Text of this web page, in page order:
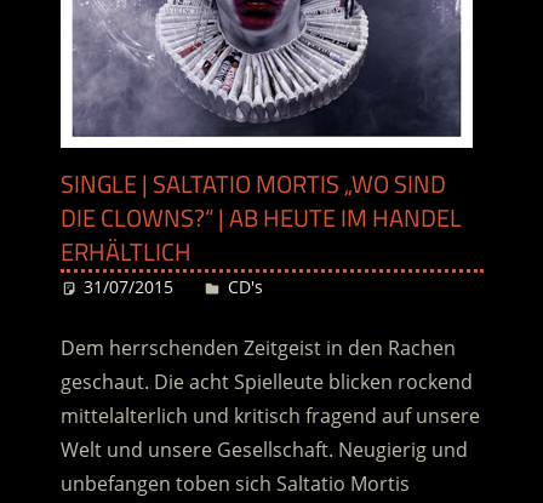
SINGLE | SALTATIO MORTIS „WO SIND
DIE CLOWNS?“ | AB HEUTE IM HANDEL
ERHÄLTLICH
31/07/2015 Desiree
CD's
Dem herrschenden Zeitgeist in den Rachen
geschaut. Die acht Spielleute blicken rockend
mittelalterlich und kritisch fragend auf unsere
Welt und unsere Gesellschaft. Neugierig und
unbefangen toben sich Saltatio Mortis